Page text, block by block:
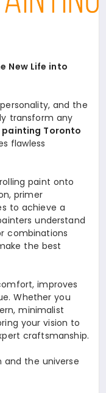
New Life into
and the
transform any
Toronto
flawless
paint onto
primer
to achieve a
understand
combinations
the best
improves
Whether you
minimalist
your vision to
craftsmanship.
and the universe